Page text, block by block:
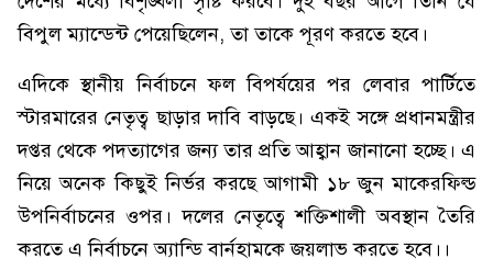
বিপুল ম্যান্ডেন্ট পেয়েছিলেন, তা তাকে পূরণ করতে হবে।
এদিকে স্থানীয় নির্বাচনে ফল বিপর্যয়ের পর লেবার পার্টিতে
স্টারমারের নেতৃত্ব ছাড়ার দাবি বাড়ছে। একই সঙ্গে প্রধানমন্ত্রীর
দপ্তর থেকে পদত্যাগের জন্য তার প্রতি আহ্বান জানানো হচ্ছে। এ
নিয়ে অনেক কিছুই নির্ভর করছে আগামী ১৮ জুন মাকেরফিল্ড
উপনির্বাচনের ওপর। দলের নেতৃত্বে শক্তিশালী অবস্থান তৈরি
করতে এ নির্বাচনে অ্যান্ডি বার্নহামকে জয়লাভ করতে হবে।।